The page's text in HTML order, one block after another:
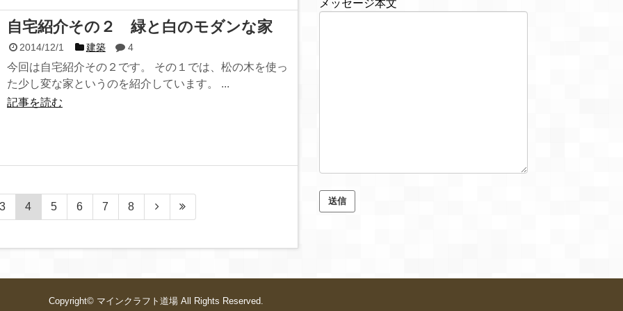
自宅紹介その２ 緑と白のモダンな家
2014/12/1 建築 4
今回は自宅紹介その２です。 その１では、松の木を使っ
た少し変な家というのを紹介しています。 ...
記事を読む
3 4 5 6 7 8
メッセージ本文
Copyright© マインクラフト道場All Rights Reserved.